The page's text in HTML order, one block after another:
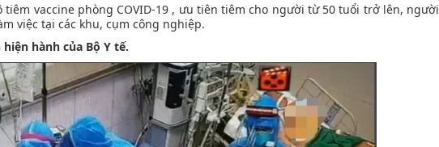
tiêm vaccine phòng COVID-19 , ưu tiên tiêm cho người từ 50 tuổi trở lên, người
việc tại các khu, cụm công nghiệp.
hành của Bộ Y tế.